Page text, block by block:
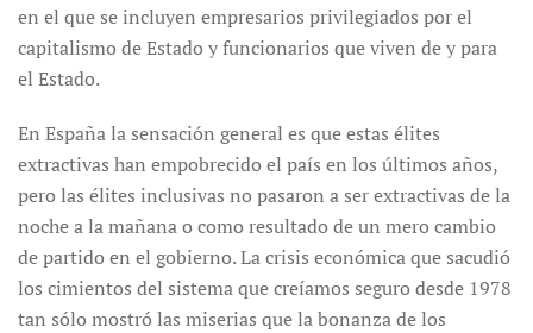
en el que se incluyen empresarios privilegiados por el
capitalismo de Estado y funcionarios que viven de y para
el Estado.
En España la sensación general es que estas élites
extractivas han empobrecido el país en los últimos años,
pero las élites inclusivas no pasaron a ser extractivas de la
noche a la mañana o como resultado de un mero cambio
de partido en el gobierno. La crisis económica que sacudió
los cimientos del sistema que creíamos seguro desde 1978
tan sólo mostró las miserias que la bonanza de los